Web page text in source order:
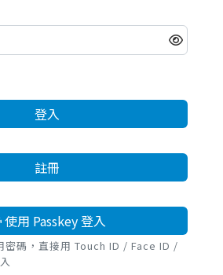
登入
註冊
使用 Passkey 登入
密碼，直接用 Touch ID / Face ID /